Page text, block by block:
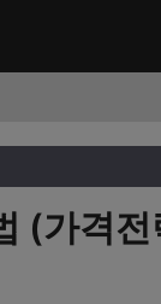
(가격전